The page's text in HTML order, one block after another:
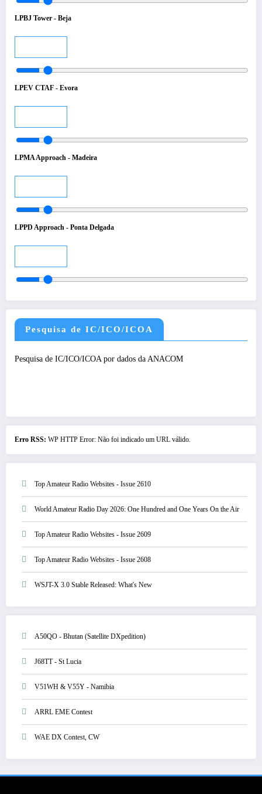
LPBJ Tower - Beja
LPEV CTAF - Evora
LPMA Approach - Madeira
LPPD Approach - Ponta Delgada
Pesquisa de IC/ICO/ICOA
Pesquisa de IC/ICO/ICOA por dados da ANACOM
Erro RSS: WP HTTP Error: Não foi indicado um URL válido.
Top Amateur Radio Websites - Issue 2610
World Amateur Radio Day 2026: One Hundred and One Years On the Air
Top Amateur Radio Websites - Issue 2609
Top Amateur Radio Websites - Issue 2608
WSJT-X 3.0 Stable Released: What's New
A50QO - Bhutan (Satellite DXpedition)
J68TT - St Lucia
V51WH & V55Y - Namibia
ARRL EME Contest
WAE DX Contest, CW